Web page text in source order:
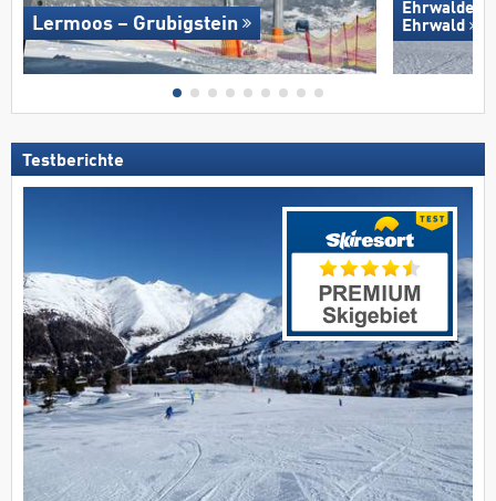
Lermoos – Grubigstein
Ehrwalder
Ehrwald
Testberichte